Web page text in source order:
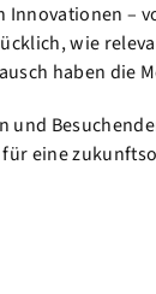
Innovationen –
wie
haben die
und
eine